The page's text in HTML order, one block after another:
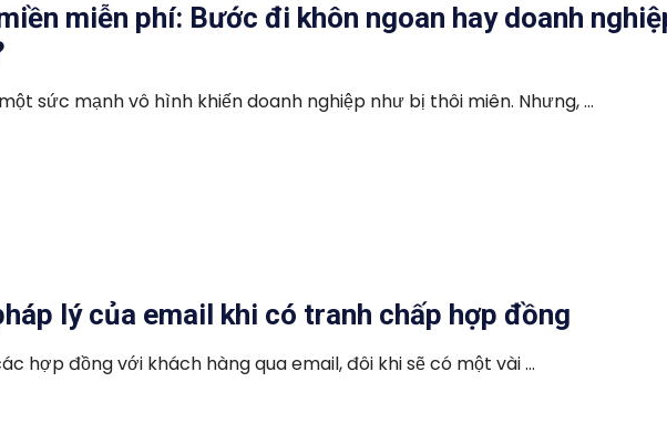
miễn phí: Bước đi khôn ngoan hay doanh
sức mạnh vô hình khiến doanh nghiệp như bị thôi miên. Nhưng, ...
lý của email khi có tranh chấp hợp đồng
hợp đồng với khách hàng qua email, đôi khi sẽ có một vài ...